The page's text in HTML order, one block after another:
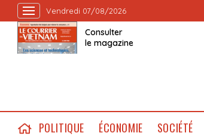
Vendredi 07/08/2026
Consulter
le magazine
POLITIQUE ÉCONOMIE SOCIÉTÉ